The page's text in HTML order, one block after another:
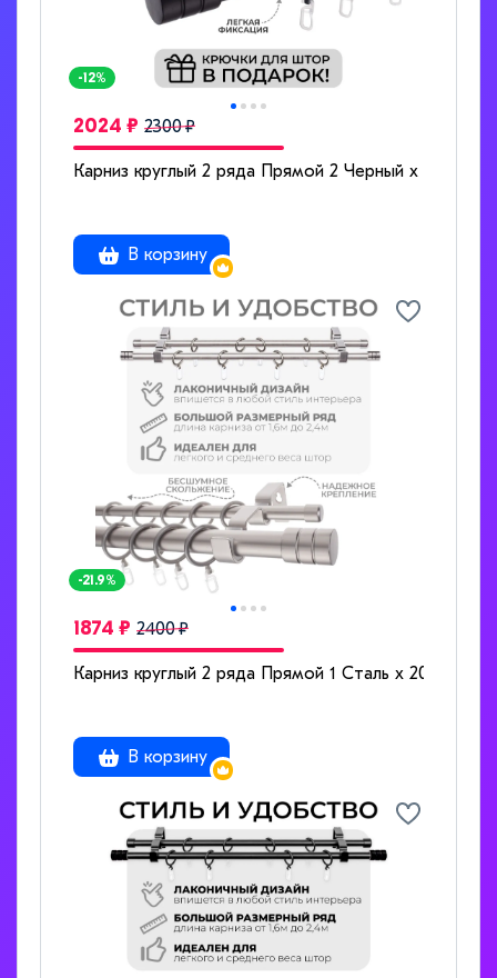
-12%
2024 ₽ 2300 ₽
Карниз круглый 2 ряда Прямой 2 Черный x 200
В корзину
-21.9%
1874 ₽ 2400 ₽
Карниз круглый 2 ряда Прямой 1 Сталь x 200
В корзину